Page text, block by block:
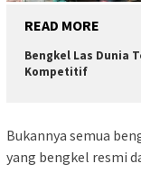
READ MORE
Bengkel Las Dunia
Kompetitif
Bukannya semua
yang bengkel resmi